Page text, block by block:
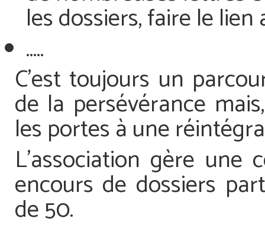
les dossiers, faire le
…..
C’est toujours un
de la persévérance
les portes à une
L’association gère
encours de dossiers
de 50.